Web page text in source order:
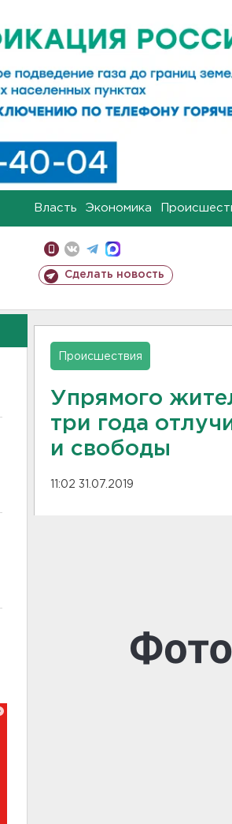
Власть Экономика
Сделать новость
Происшествия
Упрямого
три года
и свободы
11:02 31.07.2019